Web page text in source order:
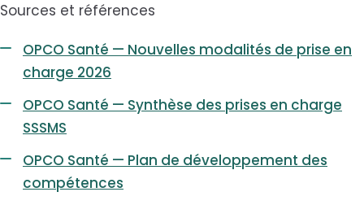
Sources et références
OPCO Santé — Nouvelles modalités de prise en
charge 2026
OPCO Santé — Synthèse des prises en charge
SSSMS
OPCO Santé — Plan de développement des
compétences